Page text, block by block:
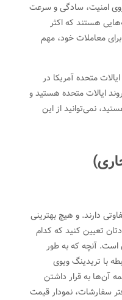
امنیت، سادگی و سرعت
هستند که اکثر
برای معاملات خود، مهم
متحده آمریکا در
ایالات متحده هستید و
نمی‌توانید از این
دارند. و هیچ بهترینی
تعیین کنید که کدام
است. آنچه که به طور
با تریدینگ ویوی
آن‌ها به قرار داشتن
سفارشات، نمودار قیمت